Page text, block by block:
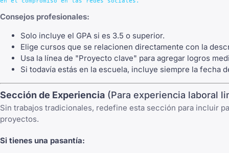
Consejos profesionales:
Solo incluye el GPA si es 3.5 o superior.
Elige cursos que se relacionen directamente con la
Usa la línea de "Proyecto clave" para agregar logros
Si todavía estás en la escuela, incluye siempre la fecha
Sección de Experiencia (Para experiencia laboral
Sin trabajos tradicionales, redefine esta sección para incluir
proyectos.
Si tienes una pasantía: